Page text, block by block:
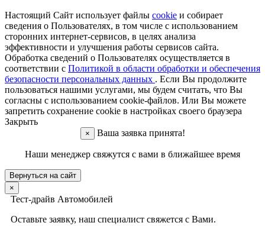
Настоящий Сайт использует файлы cookie и собирает
сведения о Пользователях, в том числе с использованием
сторонних интернет-сервисов, в целях анализа
эффективности и улучшения работы сервисов сайта.
Обработка сведений о Пользователях осуществляется в
соответствии с Политикой в области обработки и обеспечения
безопасности персональных данных . Если Вы продолжите
пользоваться нашими услугами, мы будем считать, что Вы
согласны с использованием cookie-файлов. Или Вы можете
запретить сохранение cookie в настройках своего браузера
Закрыть
× Ваша заявка принята!
Наши менеджер свяжутся с вами в ближайшее время
Вернуться на сайт
×
Тест-драйв Автомобилей
Оставьте заявку, наш специалист свяжется с Вами.